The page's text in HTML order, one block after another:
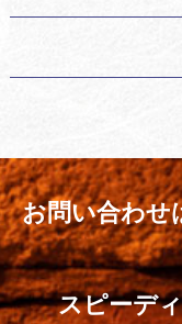
お問い合わせ
スピーデ